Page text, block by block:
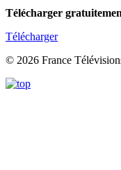
Télécharger
Télécharger
© 2026 France